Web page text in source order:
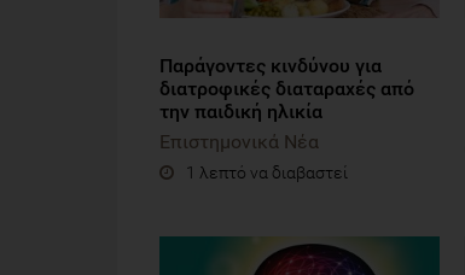
Παράγοντες κινδύνου για
διατροφικές διαταραχές από
την παιδική ηλικία
Επιστημονικά Νέα
1 λεπτό να διαβαστεί